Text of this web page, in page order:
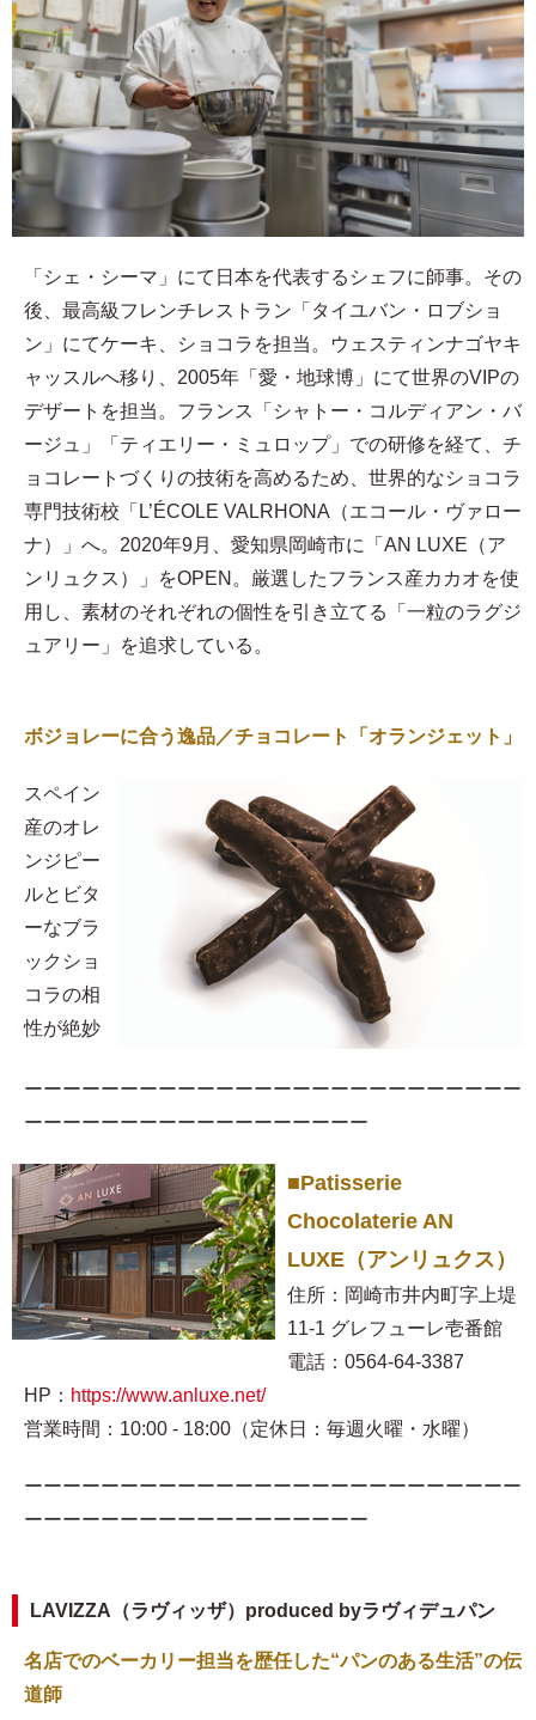
「シェ・シーマ」にて日本を代表するシェフに師事。その
後、最高級フレンチレストラン「タイユバン・ロブショ
ン」にてケーキ、ショコラを担当。ウェスティンナゴヤキ
ャッスルへ移り、2005年「愛・地球博」にて世界のVIPの
デザートを担当。フランス「シャトー・コルディアン・バ
ージュ」「ティエリー・ミュロップ」での研修を経て、チ
ョコレートづくりの技術を高めるため、世界的なショコラ
専門技術校「L’ÉCOLE VALRHONA（エコール・ヴァロー
ナ）」へ。2020年9月、愛知県岡崎市に「AN LUXE（ア
ンリュクス）」をOPEN。厳選したフランス産カカオを使
用し、素材のそれぞれの個性を引き立てる「一粒のラグジ
ュアリー」を追求している。
ボジョレーに合う逸品／チョコレート「オランジェット」
スペイン
産のオレ
ンジピー
ルとビタ
ーなブラ
ックショ
コラの相
性が絶妙
ーーーーーーーーーーーーーーーーーーーーーーーーーー
ーーーーーーーーーーーーーーーーーー
■Patisserie
Chocolaterie AN
LUXE（アンリュクス）
住所：岡崎市井内町字上堤
11-1 グレフューレ壱番館
電話：0564-64-3387
HP： https://www.anluxe.net/
営業時間：10:00 - 18:00（定休日：毎週火曜・水曜）
ーーーーーーーーーーーーーーーーーーーーーーーーーー
ーーーーーーーーーーーーーーーーーー
LAVIZZA（ラヴィッザ）produced byラヴィデュパン
名店でのベーカリー担当を歴任した“パンのある生活”の伝
道師